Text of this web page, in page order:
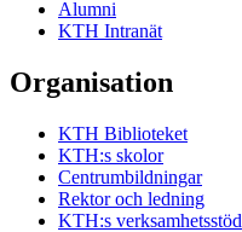
Alumni
KTH Intranät
Organisation
KTH Biblioteket
KTH:s skolor
Centrumbildningar
Rektor och ledning
KTH:s verksamhetsstöd